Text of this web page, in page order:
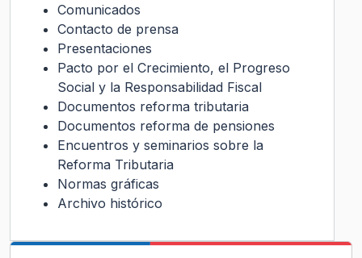
Comunicados
Contacto de prensa
Presentaciones
Pacto por el Crecimiento, el Progreso
Social y la Responsabilidad Fiscal
Documentos reforma tributaria
Documentos reforma de pensiones
Encuentros y seminarios sobre la
Reforma Tributaria
Normas gráficas
Archivo histórico